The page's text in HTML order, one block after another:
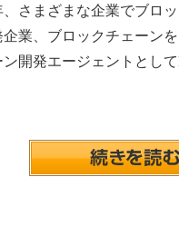
さまざまな企業でブロ
業、ブロックチェーン
開発エージェントとして